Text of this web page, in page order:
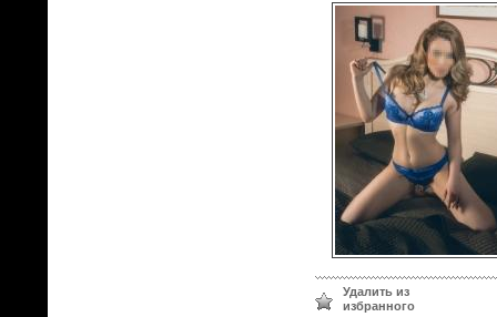
Удалить из
избранного